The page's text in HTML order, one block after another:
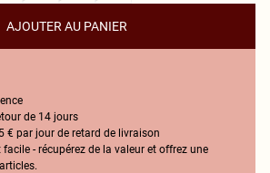
AJOUTER AU PANIER
de 14 jours
€ par jour de retard de livraison
facile - récupérez de la valeur et offrez une